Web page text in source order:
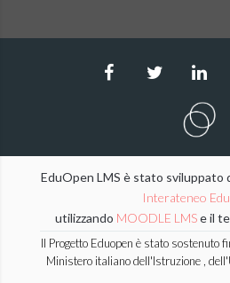
EduOpen LMS è stato sviluppato
Interateneo
utilizzando MOODLE LMSe il
Il Progetto Eduopen è stato sostenuto
Ministero italiano dell'Istruzione ,